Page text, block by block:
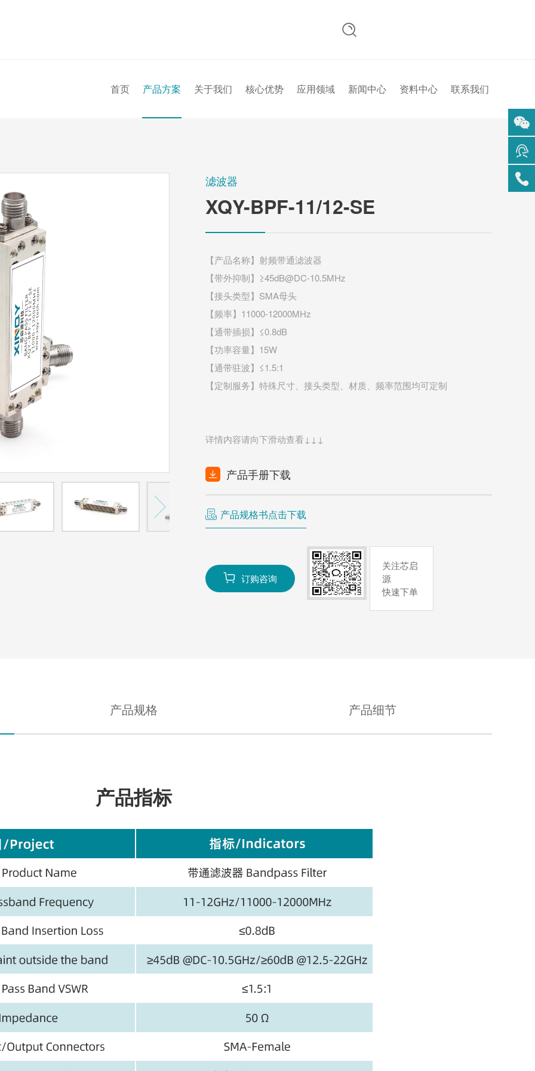

首页 产品方案 关于我们 核心优势 应用领域 新闻中心 资料中心 联系我们

滤波器
XQY-BPF-11/12-SE
【产品名称】射频带通滤波器
【带外抑制】≥45dB@DC-10.5MHz
【接头类型】SMA母头
【频率】11000-12000MHz
【通带插损】≤0.8dB
【功率容量】15W
【通带驻波】≤1.5:1
【定制服务】特殊尺寸、接头类型、材质、频率范围均可定制
详情内容请向下滑动查看↓↓↓
产品手册下载
产品规格书点击下载
 订购咨询
关注芯启
源
快速下单
产品规格 产品细节
产品指标
扫码
咨询
在线
客服